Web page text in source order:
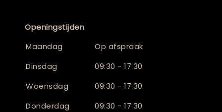
Openingstijden
Maandag
Op afspraak
Dinsdag
09:30 - 17:30
Woensdag
09:30 - 17:30
Donderdag
09:30 - 17:30